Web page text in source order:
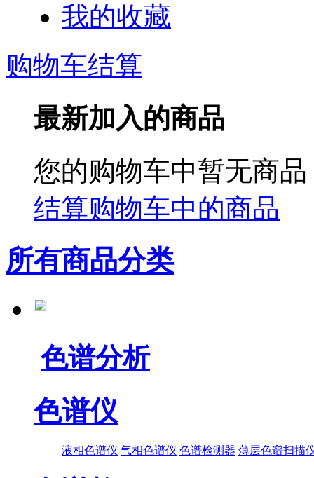
我的收藏
购物车结算
最新加入的商品
您的购物车中暂无商
结算购物车中的商品
所有商品分类
色谱分析
色谱仪
液相色谱仪 气相色谱仪 色谱检测器 薄层色谱扫描